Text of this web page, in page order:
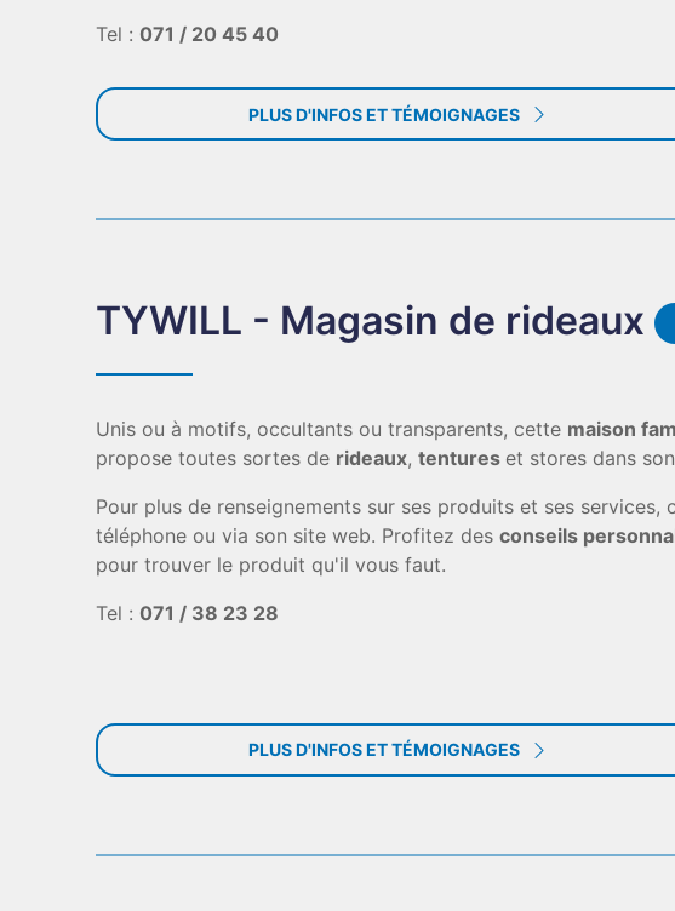
Tel : 071 / 20 45 40
PLUS D'INFOS ET TÉMOIGNAGES
TYWILL - Magasin de rideaux
Unis ou à motifs, occultants ou transparents, cette maison
propose toutes sortes de rideaux,tentures et stores dans
Pour plus de renseignements sur ses produits et ses
téléphone ou via son site web. Profitez desconseils
pour trouver le produit qu'il vous faut.
Tel : 071 / 38 23 28
PLUS D'INFOS ET TÉMOIGNAGES